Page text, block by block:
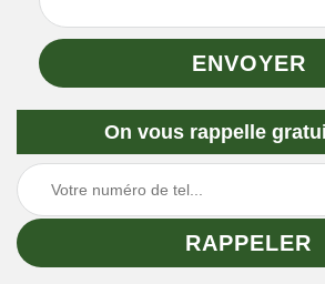
On vous rappelle